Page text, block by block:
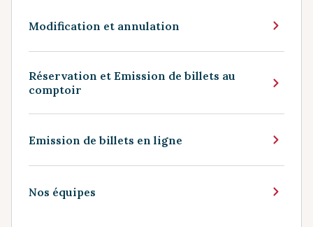
Modification et annulation
Réservation et Emission de billets au
comptoir
Emission de billets en ligne
Nos équipes